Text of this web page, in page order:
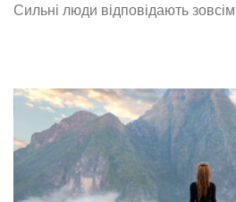
Сильні люди відповідають зовсім...